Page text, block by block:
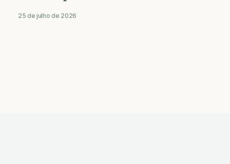
25 de julho de 2026